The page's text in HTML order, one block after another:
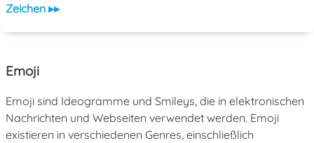
Zeichen ▸▸
Emoji
Emoji sind Ideogramme und Smileys, die in elektronischen
Nachrichten und Webseiten verwendet werden. Emoji
existieren in verschiedenen Genres, einschließlich